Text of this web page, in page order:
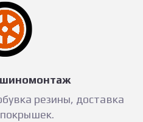
резины, доставка